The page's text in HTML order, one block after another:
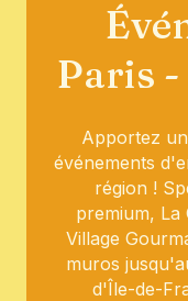
Paris
Apportez
événements
région !
premium, La
Village
muros
d'Île-de-